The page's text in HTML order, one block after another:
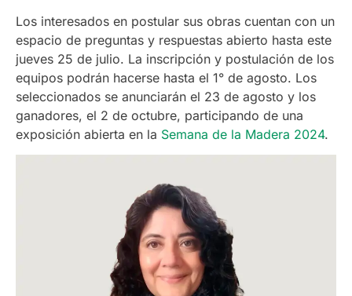
Los interesados en postular sus obras cuentan con un
espacio de preguntas y respuestas abierto hasta este
jueves 25 de julio. La inscripción y postulación de los
equipos podrán hacerse hasta el 1° de agosto. Los
seleccionados se anunciarán el 23 de agosto y los
ganadores, el 2 de octubre, participando de una
exposición abierta en la Semana de la Madera 2024.